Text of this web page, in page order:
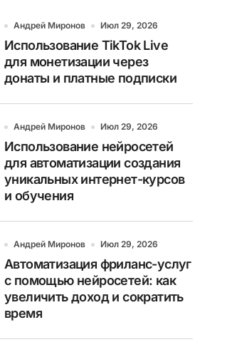
Андрей Миронов Июл 29, 2026
Использование TikTok Live
для монетизации через
донаты и платные подписки
Андрей Миронов Июл 29, 2026
Использование нейросетей
для автоматизации создания
уникальных интернет-курсов
и обучения
Андрей Миронов Июл 29, 2026
Автоматизация фриланс-услуг
с помощью нейросетей: как
увеличить доход и сократить
время